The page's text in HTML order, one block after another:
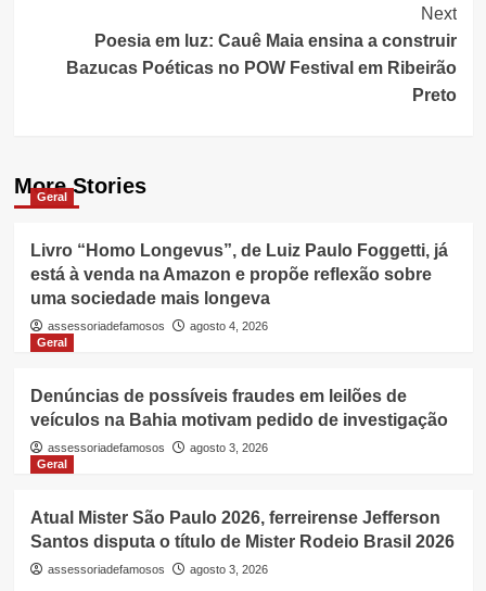
Next
Poesia em luz: Cauê Maia ensina a construir
Bazucas Poéticas no POW Festival em Ribeirão
Preto
More Stories
Geral
Livro “Homo Longevus”, de Luiz Paulo Foggetti, já
está à venda na Amazon e propõe reflexão sobre
uma sociedade mais longeva
assessoriadefamosos
agosto 4, 2026
Geral
Denúncias de possíveis fraudes em leilões de
veículos na Bahia motivam pedido de investigação
assessoriadefamosos
agosto 3, 2026
Geral
Atual Mister São Paulo 2026, ferreirense Jefferson
Santos disputa o título de Mister Rodeio Brasil 2026
assessoriadefamosos agosto 3, 2026